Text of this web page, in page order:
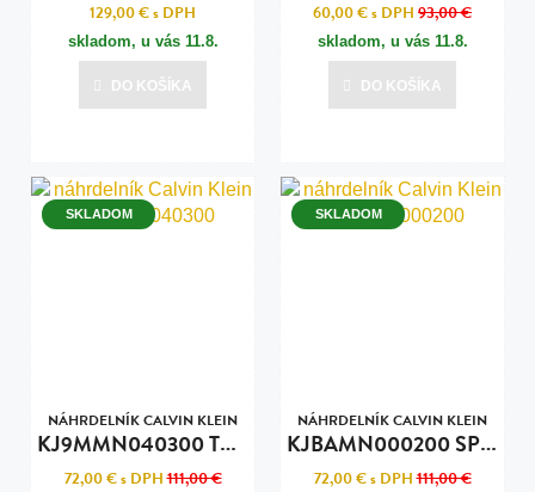
129,00 €s DPH
skladom, u vás 11.8.
DO KOŠÍKA
60,00 €s DPH 93,00 €
skladom, u vás 11.8.
DO KOŠÍKA
SKLADOM
NÁHRDELNÍK CALVIN KLEIN
K
J9MMN040300 TUNE
72,00 €s DPH111,00 €
SKLADOM
NÁHRDELNÍK CALVIN KLEIN
K
JBAMN000200 SPINNER
72,00 €s DPH111,00 €